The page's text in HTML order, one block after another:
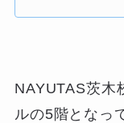
NAYUTAS茨木
ルの5階となっ